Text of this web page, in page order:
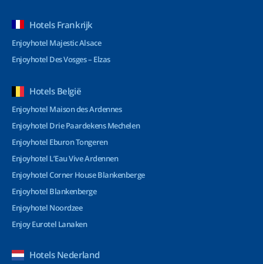
Hotels Frankrijk
Enjoyhotel Majestic Alsace
Enjoyhotel Des Vosges – Elzas
Hotels België
Enjoyhotel Maison des Ardennes
Enjoyhotel Drie Paardekens Mechelen
Enjoyhotel Eburon Tongeren
Enjoyhotel L’Eau Vive Ardennen
Enjoyhotel Corner House Blankenberge
Enjoyhotel Blankenberge
Enjoyhotel Noordzee
Enjoy Eurotel Lanaken
Hotels Nederland